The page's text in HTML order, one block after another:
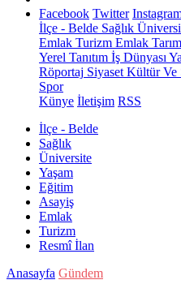
Facebook Twitter
İlçe - Belde Sağlık
Emlak Turizm Emlak
Yerel Tanıtım İş Dünyası
Röportaj Siyaset Kültür Ve
Spor
Künye İletişim RSS
İlçe - Belde
Sağlık
Üniversite
Yaşam
Eğitim
Asayiş
Emlak
Turizm
Resmî İlan
Anasayfa Gündem